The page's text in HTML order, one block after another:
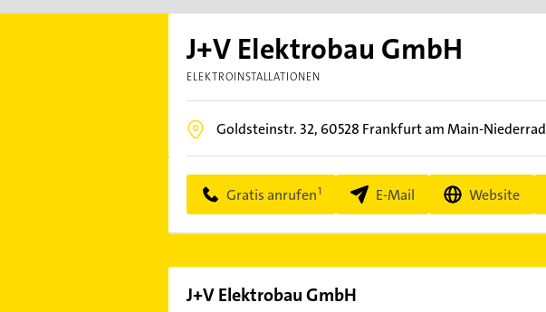
J+V Elektrobau GmbH
ELEKTROINSTALLATIONEN
Goldsteinstr. 32, 60528 Frankfurt am Main-Niederrad
Gratis anrufen E-Mail Website
J+V Elektrobau GmbH